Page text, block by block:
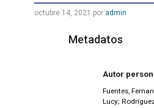
octubre 14, 2021 por admin
Metadatos
Autor
Fuentes,
Lucy;